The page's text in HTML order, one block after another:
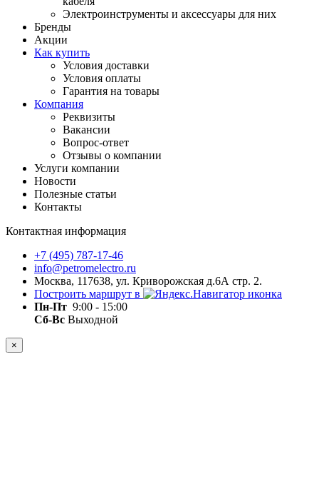
Электроинструменты и аксессуары для них
Бренды
Акции
Как купить
Условия доставки
Условия оплаты
Гарантия на товары
Компания
Реквизиты
Вакансии
Вопрос-ответ
Отзывы о компании
Услуги компании
Новости
Полезные статьи
Контакты
Контактная информация
+7 (495) 787-17-46
info@petromelectro.ru
Москва, 117638, ул. Криворожская д.6А стр. 2.
Построить маршрут в
Пн-Пт 9:00 - 15:00
Сб-Вс Выходной
×